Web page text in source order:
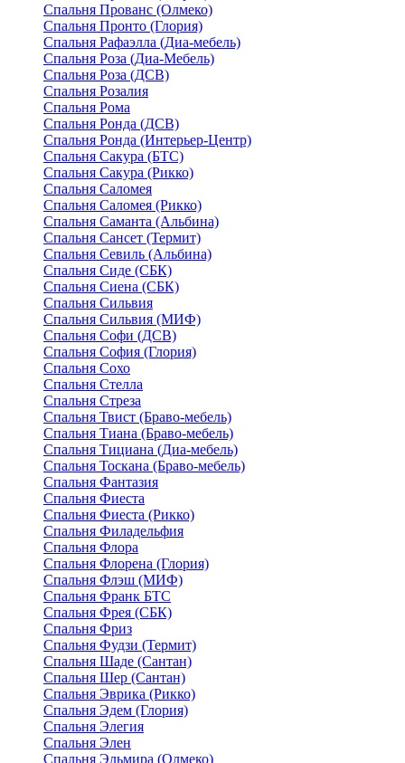
Спальня Прованс (Олмеко)
Спальня Пронто (Глория)
Спальня Рафаэлла (Диа-мебель)
Спальня Роза (Диа-Мебель)
Спальня Роза (ДСВ)
Спальня Розалия
Спальня Рома
Спальня Ронда (ДСВ)
Спальня Ронда (Интерьер-Центр)
Спальня Сакура (БТС)
Спальня Сакура (Рикко)
Спальня Саломея
Спальня Саломея (Рикко)
Спальня Саманта (Альбина)
Спальня Сансет (Термит)
Спальня Севиль (Альбина)
Спальня Сиде (СБК)
Спальня Сиена (СБК)
Спальня Сильвия
Спальня Сильвия (МИФ)
Спальня Софи (ДСВ)
Спальня София (Глория)
Спальня Сохо
Спальня Стелла
Спальня Стреза
Спальня Твист (Браво-мебель)
Спальня Тиана (Браво-мебель)
Спальня Тициана (Диа-мебель)
Спальня Тоскана (Браво-мебель)
Спальня Фантазия
Спальня Фиеста
Спальня Фиеста (Рикко)
Спальня Филадельфия
Спальня Флора
Спальня Флорена (Глория)
Спальня Флэш (МИФ)
Спальня Франк БТС
Спальня Фрея (СБК)
Спальня Фриз
Спальня Фудзи (Термит)
Спальня Шаде (Сантан)
Спальня Шер (Сантан)
Спальня Эврика (Рикко)
Спальня Эдем (Глория)
Спальня Элегия
Спальня Элен
Спальня Эльмира (Олмеко)